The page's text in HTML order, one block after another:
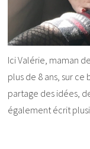
Ici Valérie, maman
plus de 8 ans, sur
partage des idées,
également écrit